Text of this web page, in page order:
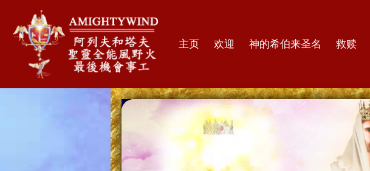
主页 欢迎 神的希伯来圣名 救赎